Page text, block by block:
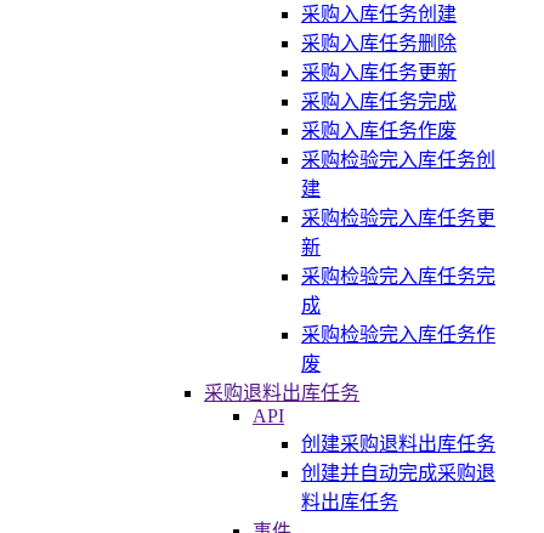
采购入库任务创建
采购入库任务删除
采购入库任务更新
采购入库任务完成
采购入库任务作废
采购检验完入库任务创
建
采购检验完入库任务更
新
采购检验完入库任务完
成
采购检验完入库任务作
废
采购退料出库任务
API
创建采购退料出库任务
创建并自动完成采购退
料出库任务